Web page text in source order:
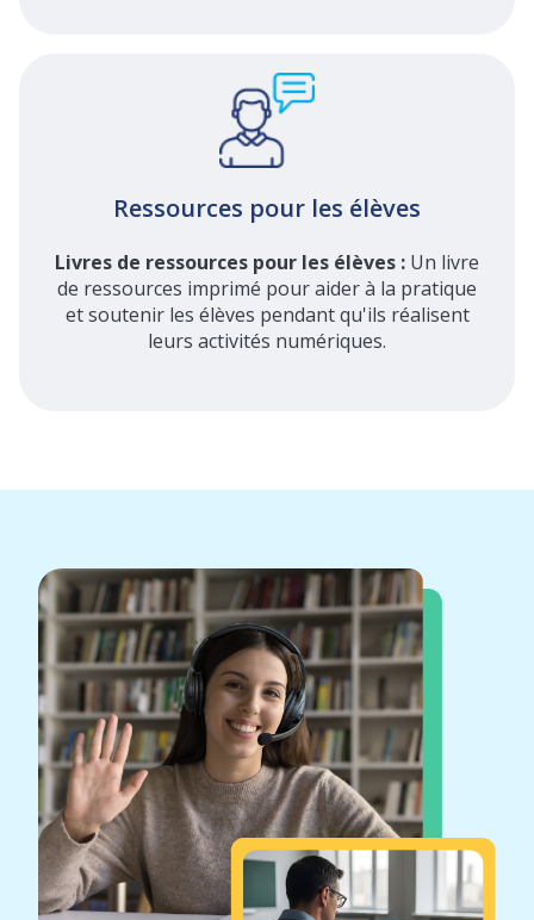
Ressources pour les élèves
Livres de ressources pour les élèves : Un livre
de ressources imprimé pour aider à la pratique
et soutenir les élèves pendant qu'ils réalisent
leurs activités numériques.